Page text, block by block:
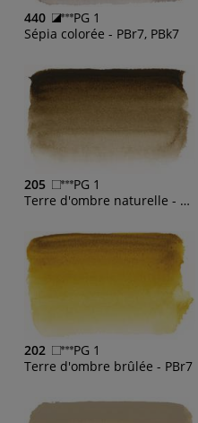
440
PG 1
Sépia colorée - PBr7, PBk7
205
PG 1
Terre d'ombre naturelle - PBr7
202
PG 1
Terre d'ombre brûlée - PBr7